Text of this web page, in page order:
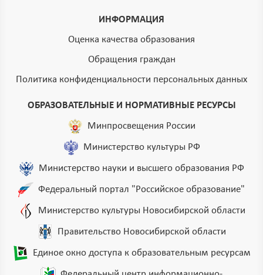
ИНФОРМАЦИЯ
Оценка качества образования
Обращения граждан
Политика конфиденциальности персональных данных
ОБРАЗОВАТЕЛЬНЫЕ И НОРМАТИВНЫЕ РЕСУРСЫ
Минпросвещения России
Министерство культуры РФ
Министерство науки и высшего образования РФ
Федеральный портал "Российское образование"
Министерство культуры Новосибирской области
Правительство Новосибирской области
Единое окно доступа к образовательным ресурсам